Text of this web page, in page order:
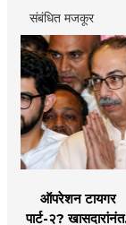
संबंधित मजकूर
ऑपरेशन टायगर
पार्ट-२?